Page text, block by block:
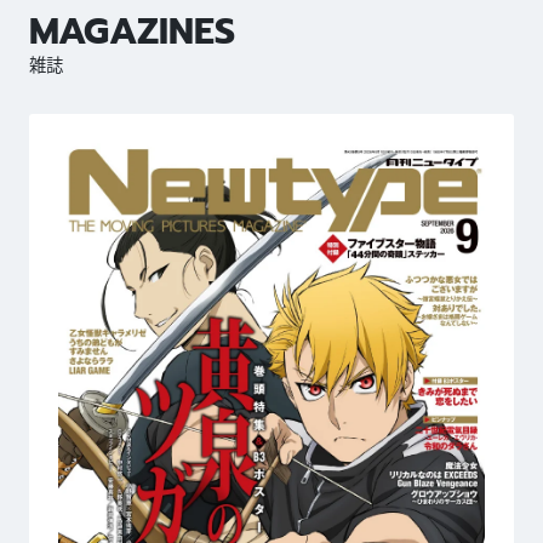
MAGAZINES
雑誌